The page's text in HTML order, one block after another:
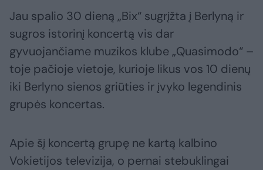
Jau spalio 30 dieną „Bix“ sugrįžta į Berlyną ir
sugros istorinį koncertą vis dar
gyvuojančiame muzikos klube „Quasimodo“ –
toje pačioje vietoje, kurioje likus vos 10 dienų
iki Berlyno sienos griūties ir įvyko legendinis
grupės koncertas.
Apie šį koncertą grupę ne kartą kalbino
Vokietijos televizija, o pernai stebuklingai